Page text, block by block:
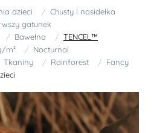
dzieci
Chusty i nosidełka
gatunek
Bawełna
TENCEL™
m²
Nocturnal
Tkaniny Rainforest
Fancy